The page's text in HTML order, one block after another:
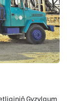
Gyzylgum